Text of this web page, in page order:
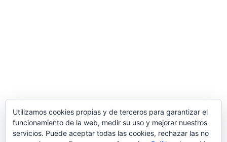
Utilizamos cookies propias y de terceros para garantizar el
funcionamiento de la web, medir su uso y mejorar nuestros
servicios. Puede aceptar todas las cookies, rechazar las no